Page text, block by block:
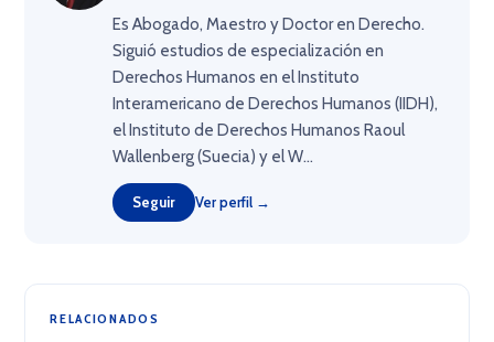
Es Abogado, Maestro y Doctor en Derecho.
Siguió estudios de especialización en
Derechos Humanos en el Instituto
Interamericano de Derechos Humanos (IIDH),
el Instituto de Derechos Humanos Raoul
Wallenberg (Suecia) y el W...
Seguir Ver perfil →
RELACIONADOS